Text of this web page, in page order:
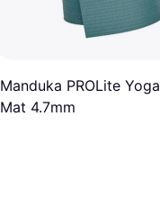
Manduka PROLite Yoga
Mat 4.7mm